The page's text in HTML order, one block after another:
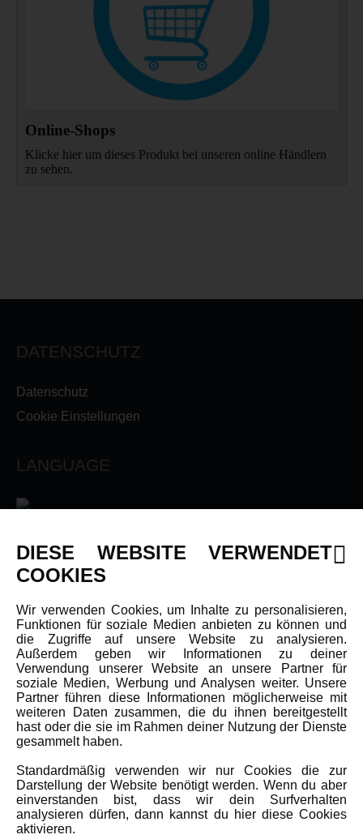
Online-Shops
Klicke hier um dieses Produkt bei unseren online Händlern
zu sehen.
DATENSCHUTZ
Datenschutz
Cookie Einstellungen
LANGUAGE
INFORMATIONEN
Newsletter
Über uns
Karriere
Amewi Kataloge
MEHR VON AMEWI
AMXRacing - Qualitäts RC-Zubehör
Amewi Construction - Nutzfahrzeuge
Malinos - Die kreative Seite von Amewi
DIESE WEBSITE VERWENDET
COOKIES
Wir verwenden Cookies, um Inhalte zu personalisieren,
Funktionen für soziale Medien anbieten zu können und
die Zugriffe auf unsere Website zu analysieren.
Außerdem geben wir Informationen zu deiner
Verwendung unserer Website an unsere Partner für
soziale Medien, Werbung und Analysen weiter. Unsere
Partner führen diese Informationen möglicherweise mit
weiteren Daten zusammen, die du ihnen bereitgestellt
hast oder die sie im Rahmen deiner Nutzung der Dienste
gesammelt haben.
Standardmäßig verwenden wir nur Cookies die zur
Darstellung der Website benötigt werden. Wenn du aber
einverstanden bist, dass wir dein Surfverhalten
analysieren dürfen, dann kannst du hier diese Cookies
aktivieren.